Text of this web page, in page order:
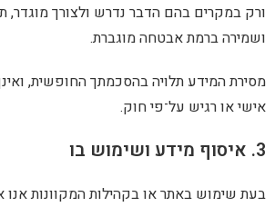
הדבר נדרש ולצורך מוגדר, תוך מתן גילוי
אבטחה מוגברת.
תלויה בהסכמתך החופשית, ואינך חייב למסור
על־פי חוק.
או בקהילות המקוונות אנו אוספים מידע